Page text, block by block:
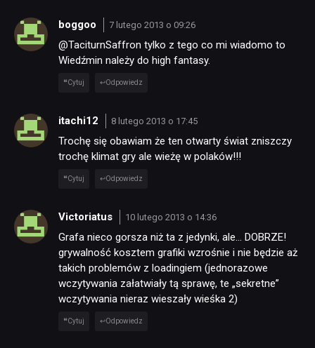
boggoo 7 lutego 2013 o 09:26
@TaciturnSaffron tylko z tego co mi wiadomo to
Wiedźmin należy do high fantasy.
Cytuj Odpowiedz
itachi12 8 lutego 2013 o 17:45
Trochę się obawiam że ten otwarty świat zniszczy
trochę klimat gry ale wieżę w polaków!!!
Cytuj Odpowiedz
Victoriatus 10 lutego 2013 o 14:36
Grafa nieco gorsza niż ta z jedynki, ale… DOBRZE!
grywalność kosztem grafiki wzrośnie i nie będzie aż
takich problemów z loadingiem (jednorazowe
wczytywania załatwiały tą sprawę, te „sekretne”
wczytywania nieraz wieszały wieśka 2)
Cytuj Odpowiedz